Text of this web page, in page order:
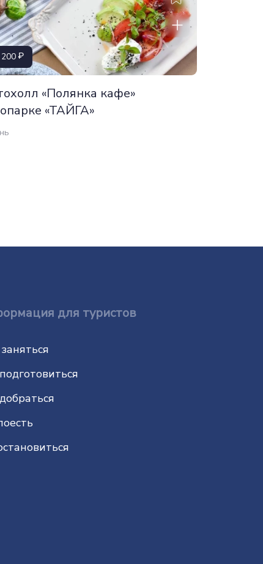
«Полянка кафе»
«ТАЙГА»
для туристов